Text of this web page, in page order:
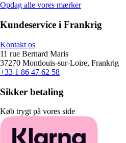
Opdag alle vores mærker
Kundeservice i Frankrig
Kontakt os
11 rue Bernard Maris
37270 Montlouis-sur-Loire, Frankrig
+33 1 86 47 62 58
Sikker betaling
Køb trygt på vores side